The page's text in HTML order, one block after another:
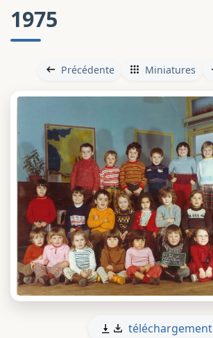
1975
Précédente Miniatures
téléchargement